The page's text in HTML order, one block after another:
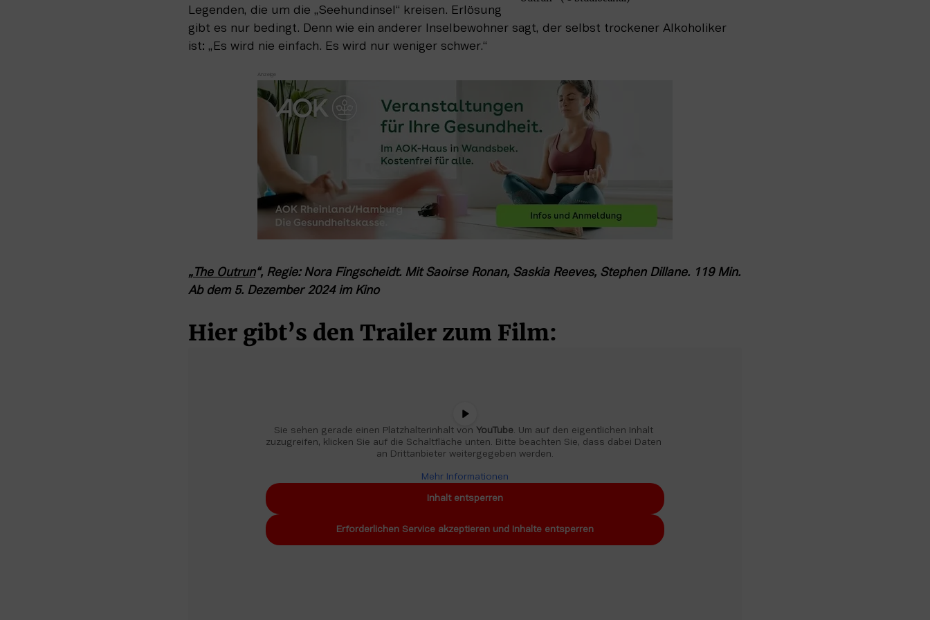
Legenden, die um die „Seehundinsel“ kreisen. Erlösung
gibt es nur bedingt. Denn wie ein anderer Inselbewohner sagt, der selbst trockener Alkoholiker
ist: „Es wird nie einfach. Es wird nur weniger schwer.“
„The Outrun“, Regie: Nora Fingscheidt. Mit Saoirse Ronan, Saskia Reeves, Stephen Dillane. 119 Min.
Ab dem 5. Dezember 2024 im Kino
Hier gibt’s den Trailer zum Film:
Sie sehen gerade einen Platzhalterinhalt von YouTube. Um auf den eigentlichen Inhalt
zuzugreifen, klicken Sie auf die Schaltfläche unten. Bitte beachten Sie, dass dabei Daten
an Drittanbieter weitergegeben werden.
Mehr Informationen
Inhalt entsperren
Erforderlichen Service akzeptieren und Inhalte entsperren